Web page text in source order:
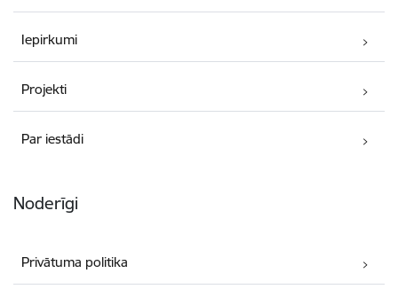
Iepirkumi
Projekti
Par iestādi
Noderīgi
Privātuma politika